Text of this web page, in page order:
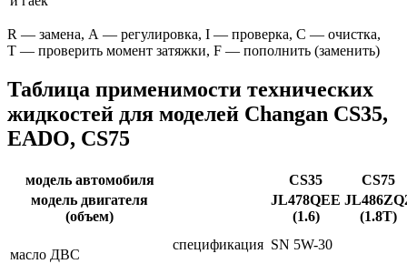
R — замена, A — регулировка, I — проверка, C — очистка,
T — проверить момент затяжки, F — пополнить (заменить)
Таблица применимости технических
жидкостей для моделей Changan CS35,
EADO, CS75
модель автомобиля CS35
CS75
модель двигателя
(объем)
JL478QEE
(1.6)
(1.8Т)
масло ДВС
спецификация SN 5W-30